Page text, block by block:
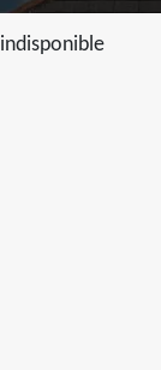
indisponible